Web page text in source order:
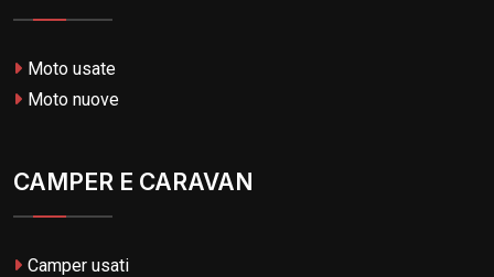
Moto usate
Moto nuove
CAMPER E CARAVAN
Camper usati